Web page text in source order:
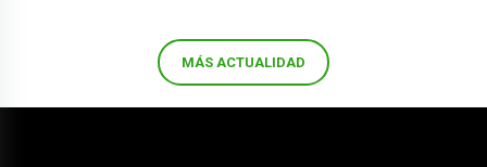
MÁS ACTUALIDAD